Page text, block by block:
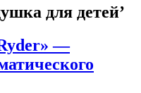
для детей’
—